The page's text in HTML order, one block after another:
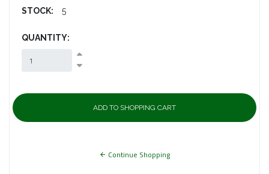
STOCK: 5
QUANTITY:
Continue Shopping